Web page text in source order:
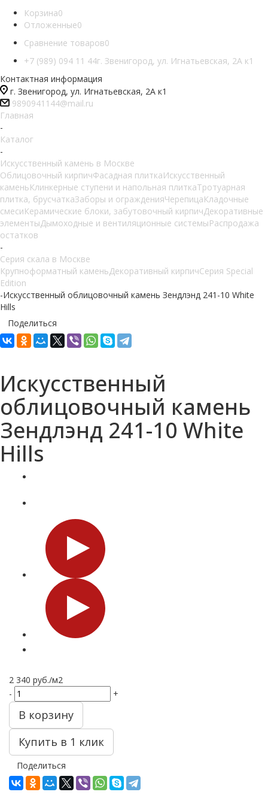
Корзина0
Отложенные0
Сравнение товаров0
+7 (989) 094 11 44г. Звенигород, ул. Игнатьевская, 2А к1
Контактная информация
г. Звенигород, ул. Игнатьевская, 2А к1
9890941144@mail.ru
Главная
-
Каталог
-
Искусственный камень в Москве
Облицовочный кирпичФасадная плиткаИскусственный
каменьКлинкерные ступени и напольная плиткаТротуарная
плитка, брусчаткаЗаборы и огражденияЧерепицаКладочные
смесиКерамические блоки, забутовочный кирпичДекоративные
элементыДымоходные и вентиляционные системыРаспродажа
остатков
-
Серия скала в Москве
Крупноформатный каменьДекоративный кирпичСерия Special
Edition
-Искусственный облицовочный камень Зендлэнд 241-10 White
Hills
Поделиться
Искусственный
облицовочный камень
Зендлэнд 241-10 White
Hills
2 340 руб./м2
-
+
В корзину
Купить в 1 клик
Поделиться